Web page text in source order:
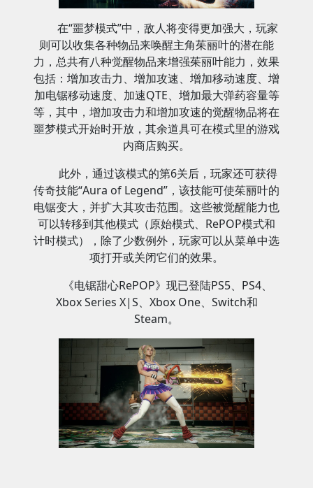
在“噩梦模式”中，敌人将变得更加强大，玩家
则可以收集各种物品来唤醒主角茱丽叶的潜在能
力，总共有八种觉醒物品来增强茱丽叶能力，效果
包括：增加攻击力、增加攻速、增加移动速度、增
加电锯移动速度、加速QTE、增加最大弹药容量等
等，其中，增加攻击力和增加攻速的觉醒物品将在
噩梦模式开始时开放，其余道具可在模式里的游戏
内商店购买。
此外，通过该模式的第6关后，玩家还可获得
传奇技能“Aura of Legend”，该技能可使茱丽叶的
电锯变大，并扩大其攻击范围。这些被觉醒能力也
可以转移到其他模式（原始模式、RePOP模式和
计时模式），除了少数例外，玩家可以从菜单中选
项打开或关闭它们的效果。
《电锯甜心RePOP》现已登陆PS5、PS4、
Xbox Series X|S、Xbox One、Switch和
Steam。